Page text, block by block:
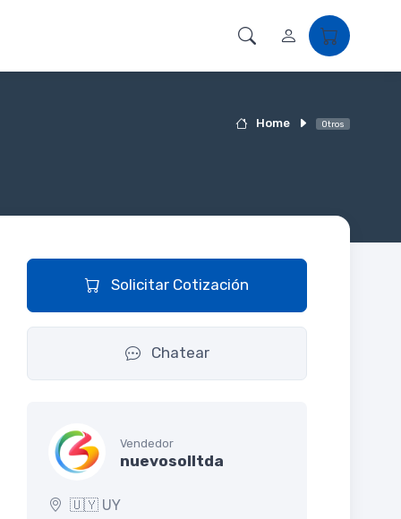
Home Otros
Solicitar Cotización
Chatear
Vendedor
nuevosolltda
🇺🇾 UY